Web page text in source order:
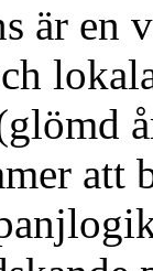
är
att